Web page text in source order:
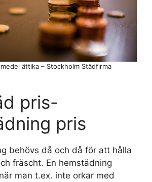
ättika – Stockholm Städfirma
pris-
pris
behövs då och då för att hålla
fräscht. En hemstädning
man t.ex. inte orkar med